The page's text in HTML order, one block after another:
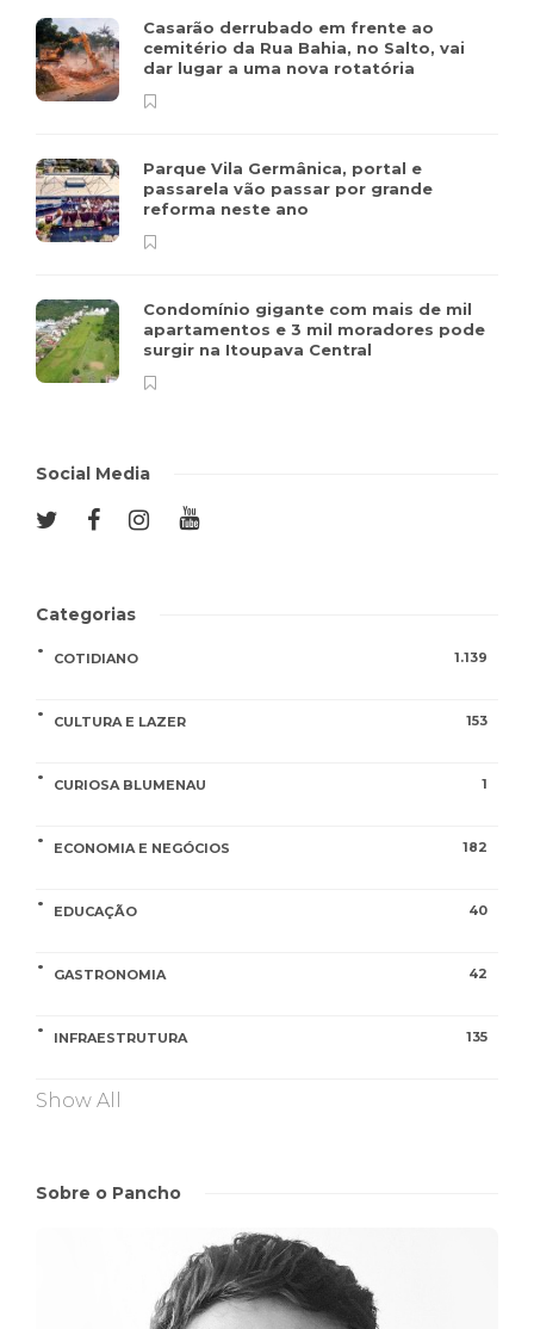
Casarão derrubado em frente ao
cemitério da Rua Bahia, no Salto, vai
dar lugar a uma nova rotatória
Parque Vila Germânica, portal e
passarela vão passar por grande
reforma neste ano
Condomínio gigante com mais de mil
apartamentos e 3 mil moradores pode
surgir na Itoupava Central
Social Media
Categorias
COTIDIANO 1.139
CULTURA E LAZER 153
CURIOSA BLUMENAU 1
ECONOMIA E NEGÓCIOS 182
EDUCAÇÃO 40
GASTRONOMIA 42
INFRAESTRUTURA 135
Show All
Sobre o Pancho